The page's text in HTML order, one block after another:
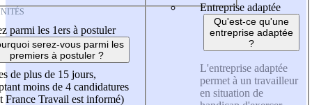
parmi les 1ers à postuler
serez-vous parmi les
premiers à postuler ?
de plus de 15 jours,
moins de 4 candidatures
France Travail est informé)
Entreprise adaptée
Qu'est-ce qu'une
entreprise adaptée
?
L'entreprise adaptée
permet à un travailleur
en situation de